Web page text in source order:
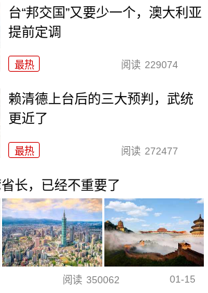
台“邦交国”又要少一个，澳大利亚
提前定调
最热 阅读 229074
赖清德上台后的三大预判，武统
更近了
最热 阅读 272477
长，已经不重要了
阅读 350062 01-15